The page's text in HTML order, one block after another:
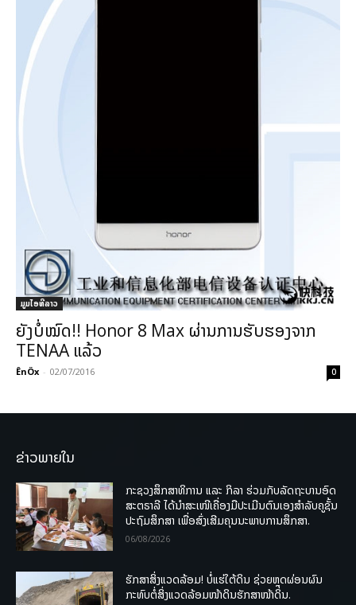
ມູມໄອທີລາວ
ຍັງບໍ່ໝົດ!! Honor 8 Max ຜ່ານການຮັບຮອງຈາກ
TENAA ແລ້ວ
ÊnÖx - 02/07/2016 0
ຂ່າວພາຍໃນ
ກະຊວງສຶກສາທິການ ແລະ ກິລາ ຮ່ວມກັບລັດຖະບານອົດ
ສະຕຣາລີ ໄດ້ນຳສະເໜີເຄື່ອງມືປະເມີນຕົນເອງສຳລັບຄູຊັ້ນ
ປະຖົມສຶກສາ ເພື່ອສົ່ງເສີມຄຸນນະພາບການສຶກສາ.
06/08/2026
ຮັກສາສິ່ງແວດລ້ອມ! ບໍ່ແຮ່ໃຕ້ດິນ ຊ່ວຍຫຼຸດຜ່ອນຜົນ
ກະທົບຕໍ່ສິ່ງແວດລ້ອມໜ້າດິນຮັກສາໜ້າດິນ.